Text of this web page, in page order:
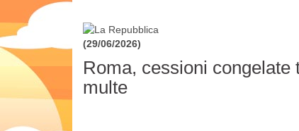
(29/06/2026)
Roma, cessioni
multe